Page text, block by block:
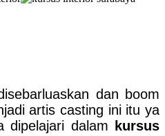
dan boom
artis casting ini itu ya
dipelajari dalam kursus